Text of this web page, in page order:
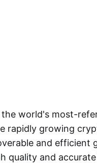
the world's most-
rapidly growing
and efficient
quality and